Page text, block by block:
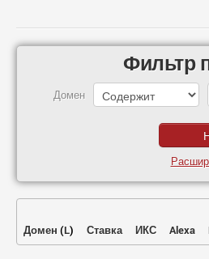
Фильтр
Домен
Домен (L) Ставка ИКС Alexa